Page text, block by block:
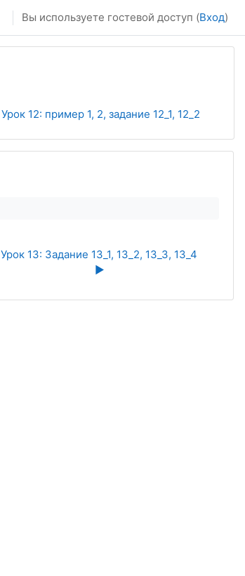
Вы используете гостевой доступ (Вход)
Урок 12: пример 1, 2, задание 12_1, 12_2
Урок 13: Задание 13_1, 13_2, 13_3, 13_4
▶︎